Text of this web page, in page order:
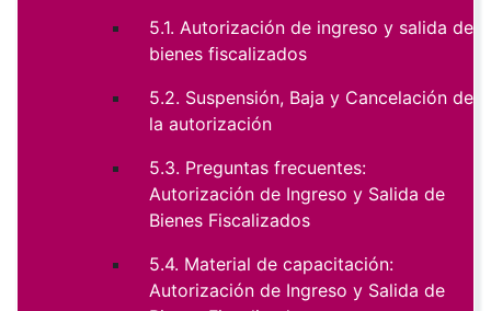
5.1. Autorización de ingreso y salida de
bienes fiscalizados
5.2. Suspensión, Baja y Cancelación de
la autorización
5.3. Preguntas frecuentes:
Autorización de Ingreso y Salida de
Bienes Fiscalizados
5.4. Material de capacitación:
Autorización de Ingreso y Salida de